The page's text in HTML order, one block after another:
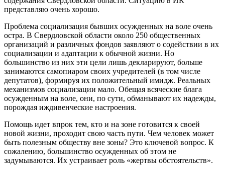
представляю очень хорошо.
Проблема социализация бывших осужденных на воле очень
остра. В Свердловской области около 250 общественных
организаций и различных фондов заявляют о содействии в их
социализации и адаптации к обычной жизни. Но
большинство из них эти цели лишь декларируют, больше
занимаются самопиаром своих учредителей (в том числе
депутатов), формируя их положительный имидж. Реальных
механизмов социализации мало. Обещая всяческие блага
осужденным на воле, они, по сути, обманывают их надежды,
порождая иждивенческие настроения.
Помощь идет впрок тем, кто и на зоне готовится к своей
новой жизни, проходит свою часть пути. Чем человек может
быть полезным обществу вне зоны? Это ключевой вопрос. К
сожалению, большинство осужденных об этом не
задумываются. Их устраивает роль «жертвы обстоятельств».